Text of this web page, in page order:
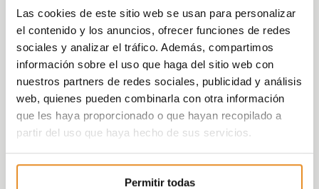
Las cookies de este sitio web se usan para personalizar
el contenido y los anuncios, ofrecer funciones de redes
sociales y analizar el tráfico. Además, compartimos
información sobre el uso que haga del sitio web con
nuestros partners de redes sociales, publicidad y análisis
web, quienes pueden combinarla con otra información
que les haya proporcionado o que hayan recopilado a
partir del uso que haya hecho de sus servicios.
Permitir todas